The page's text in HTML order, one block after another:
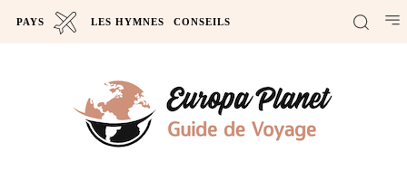
PAYS LES HYMNES CONSEILS